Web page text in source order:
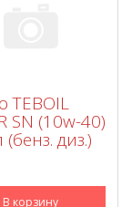
TEBOIL
SN (10w-40)
(бенз. диз.)
В корзину